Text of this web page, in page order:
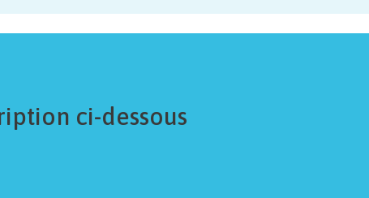
ci-dessous